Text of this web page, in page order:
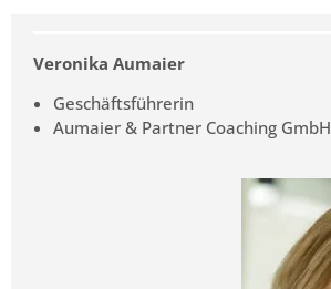
Veronika Aumaier
Geschäftsführerin
Aumaier & Partner Coaching GmbH